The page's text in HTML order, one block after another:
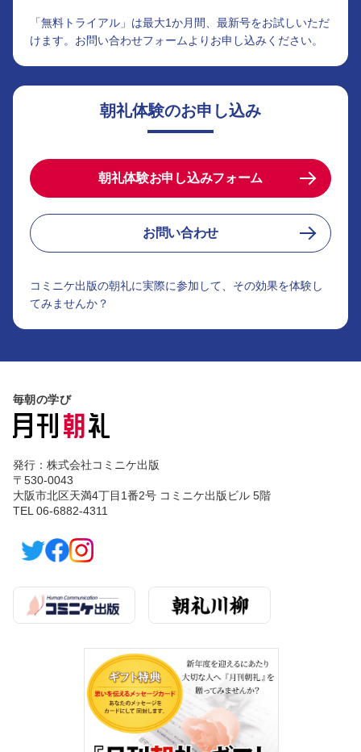
「無料トライアル」は最大1か月間、最新号をお試しいただ
けます。お問い合わせフォームよりお申し込みください。
朝礼体験のお申し込み
朝礼体験お申し込みフォーム
お問い合わせ
コミニケ出版の朝礼に実際に参加して、その効果を体験し
てみませんか？
毎朝の学び
発行：株式会社コミニケ出版
〒530-0043
大阪市北区天満4丁目1番2号 コミニケ出版ビル 5階
TEL 06-6882-4311